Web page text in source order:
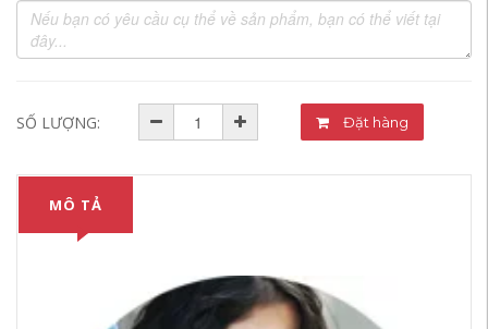
SỐ LƯỢNG: Đặt hàng
MÔ TẢ